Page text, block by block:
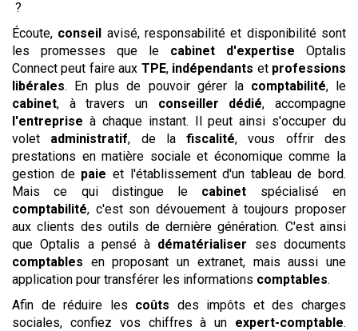
?
Écoute, conseil avisé, responsabilité et disponibilité sont
les promesses que le cabinet d'expertise Optalis
Connect peut faire aux TPE, indépendants et professions
libérales. En plus de pouvoir gérer la comptabilité, le
cabinet, à travers un conseiller dédié, accompagne
l'entreprise à chaque instant. Il peut ainsi s'occuper du
volet administratif, de lafiscalité, vous offrir des
prestations en matière sociale et économique comme la
gestion de paie et l'établissement d'un tableau de bord.
Mais ce qui distingue le cabinet spécialisé en
comptabilité, c'est son dévouement à toujours proposer
aux clients des outils de dernière génération. C'est ainsi
que Optalis a pensé à dématérialiser ses documents
comptables en proposant un extranet, mais aussi une
application pour transférer les informations comptables.
Afin de réduire les coûts des impôts et des charges
sociales, confiez vos chiffres à un expert-comptable.